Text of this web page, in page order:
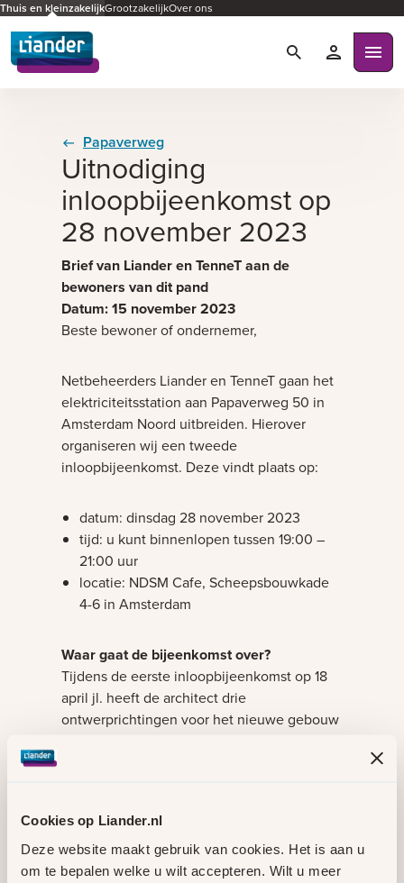
Cookies op Liander.nl
Deze website maakt gebruik van cookies. Het is aan u
om te bepalen welke u wilt accepteren. Wilt u meer
Thuis en kleinzakelijkGrootzakelijkOver ons
ZoekenMijn
Papaverweg
Uitnodiging
inloopbijeenkomst op
28 november 2023
Bezig met laden
Brief van Liander en TenneT aan de
bewoners van dit pand
Datum: 15 november 2023
Beste bewoner of ondernemer,
Netbeheerders Liander en TenneT gaan het
elektriciteitsstation aan Papaverweg 50 in
Amsterdam Noord uitbreiden. Hierover
organiseren wij een tweede
inloopbijeenkomst. Deze vindt plaats op:
datum: dinsdag 28 november 2023
tijd: u kunt binnenlopen tussen 19:00 –
21:00 uur
locatie: NDSM Cafe, Scheepsbouwkade
4-6 in Amsterdam
Waar gaat de bijeenkomst over?
Tijdens de eerste inloopbijeenkomst op 18
april jl. heeft de architect drie
ontwerprichtingen voor het nieuwe gebouw
verder uitgewerkt. Deze willen we u graag
laten zien op 28 november.